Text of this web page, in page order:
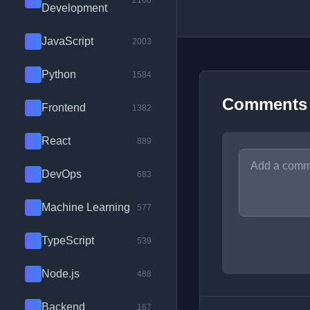
Development
JavaScript 2003
Python 1584
Frontend 1382
React 889
DevOps 683
Machine Learning 577
TypeScript 539
Node.js 488
Backend 167
Comments